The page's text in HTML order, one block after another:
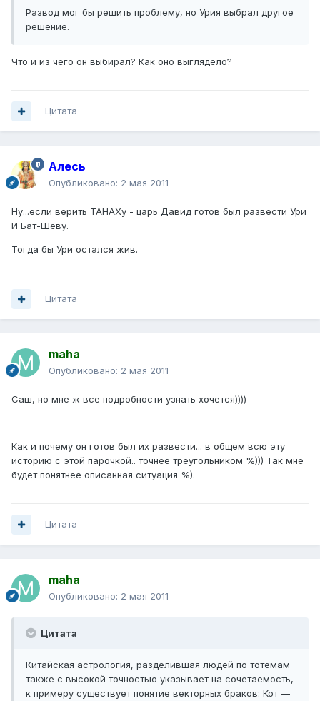
Развод мог бы решить проблему, но Урия выбрал другое
решение.
Что и из чего он выбирал? Как оно выглядело?
Цитата
Алесь
Опубликовано: 2 мая 2011
Ну...если верить ТАНАХу - царь Давид готов был развести Ури
И Бат-Шеву.
Тогда бы Ури остался жив.
Цитата
maha
Опубликовано: 2 мая 2011
Саш, но мне ж все подробности узнать хочется))))
Как и почему он готов был их развести... в общем всю эту
историю с этой парочкой.. точнее треугольником %))) Так мне
будет понятнее описанная ситуация %).
Цитата
maha
Опубликовано: 2 мая 2011
Цитата
Китайская астрология, разделившая людей по тотемам
также с высокой точностью указывает на сочетаемость,
к примеру существует понятие векторных браков: Кот —